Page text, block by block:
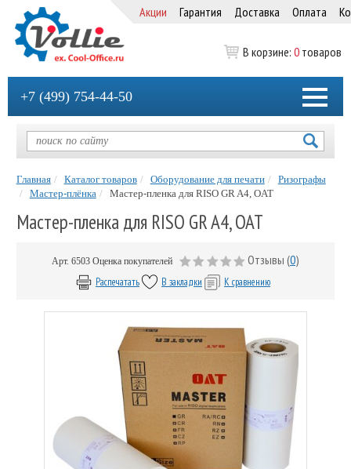
Акции Гарантия Доставка Оплата
В корзине: 0 товаров
+7 (499) 754-44-50
Главная Каталог товаров Оборудование для печати
Ризографы
Мастер-плёнка
Мастер-пленка для RISO GR A4, OAT
Мастер-пленка для RISO GR A4, OAT
Арт. 6503 Оценка покупателей Отзывы (0)
Распечатать В закладки К сравнению